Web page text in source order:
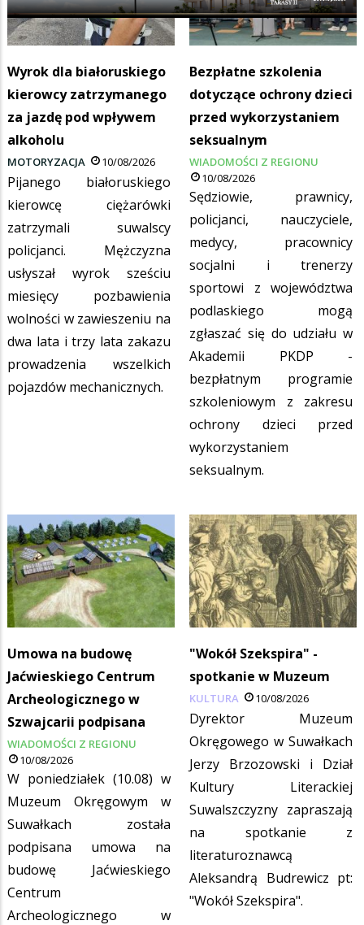
Wyrok dla białoruskiego
kierowcy zatrzymanego
za jazdę pod wpływem
alkoholu
MOTORYZACJA 10/08/2026
Pijanego białoruskiego
kierowcę ciężarówki
zatrzymali suwalscy
policjanci. Mężczyzna
usłyszał wyrok sześciu
miesięcy pozbawienia
wolności w zawieszeniu na
dwa lata i trzy lata zakazu
prowadzenia wszelkich
pojazdów mechanicznych.
Bezpłatne szkolenia
dotyczące ochrony dzieci
przed wykorzystaniem
seksualnym
WIADOMOŚCI Z REGIONU
10/08/2026
Sędziowie, prawnicy,
policjanci, nauczyciele,
medycy, pracownicy
socjalni i trenerzy
sportowi z województwa
podlaskiego mogą
zgłaszać się do udziału w
Akademii PKDP -
bezpłatnym programie
szkoleniowym z zakresu
ochrony dzieci przed
wykorzystaniem
seksualnym.
Umowa na budowę
Jaćwieskiego Centrum
Archeologicznego w
Szwajcarii podpisana
WIADOMOŚCI Z REGIONU
10/08/2026
W poniedziałek (10.08) w
Muzeum Okręgowym w
Suwałkach została
podpisana umowa na
budowę Jaćwieskiego
Centrum
Archeologicznego w
"Wokół Szekspira" -
spotkanie w Muzeum
KULTURA 10/08/2026
Dyrektor Muzeum
Okręgowego w Suwałkach
Jerzy Brzozowski i Dział
Kultury Literackiej
Suwalszczyzny zapraszają
na spotkanie z
literaturoznawcą
Aleksandrą Budrewicz pt:
"Wokół Szekspira".